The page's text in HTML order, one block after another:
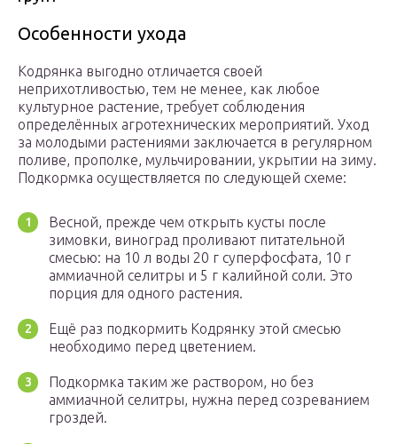
Особенности ухода
Кодрянка выгодно отличается своей
неприхотливостью, тем не менее, как любое
культурное растение, требует соблюдения
определённых агротехнических мероприятий. Уход
за молодыми растениями заключается в регулярном
поливе, прополке, мульчировании, укрытии на зиму.
Подкормка осуществляется по следующей схеме:
Весной, прежде чем открыть кусты после
зимовки, виноград проливают питательной
смесью: на 10 л воды 20 г суперфосфата, 10 г
аммиачной селитры и 5 г калийной соли. Это
порция для одного растения.
Ещё раз подкормить Кодрянку этой смесью
необходимо перед цветением.
Подкормка таким же раствором, но без
аммиачной селитры, нужна перед созреванием
гроздей.